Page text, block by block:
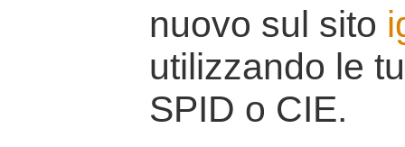
nuovo sul sito
utilizzando le
SPID o CIE.